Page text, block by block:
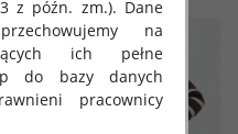
z późn. zm.). Dane
na
ich pełne
do bazy danych
pracownicy